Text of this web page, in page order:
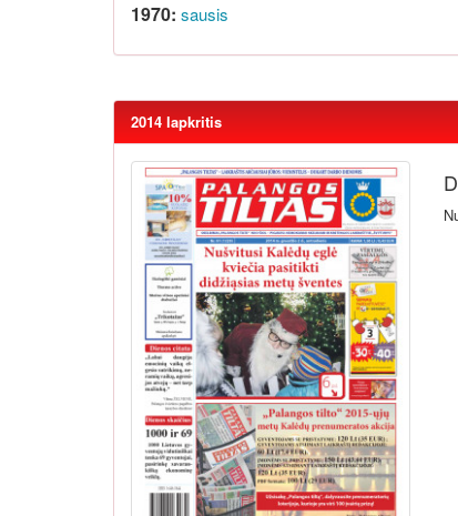
1970: sausis
2014 lapkritis